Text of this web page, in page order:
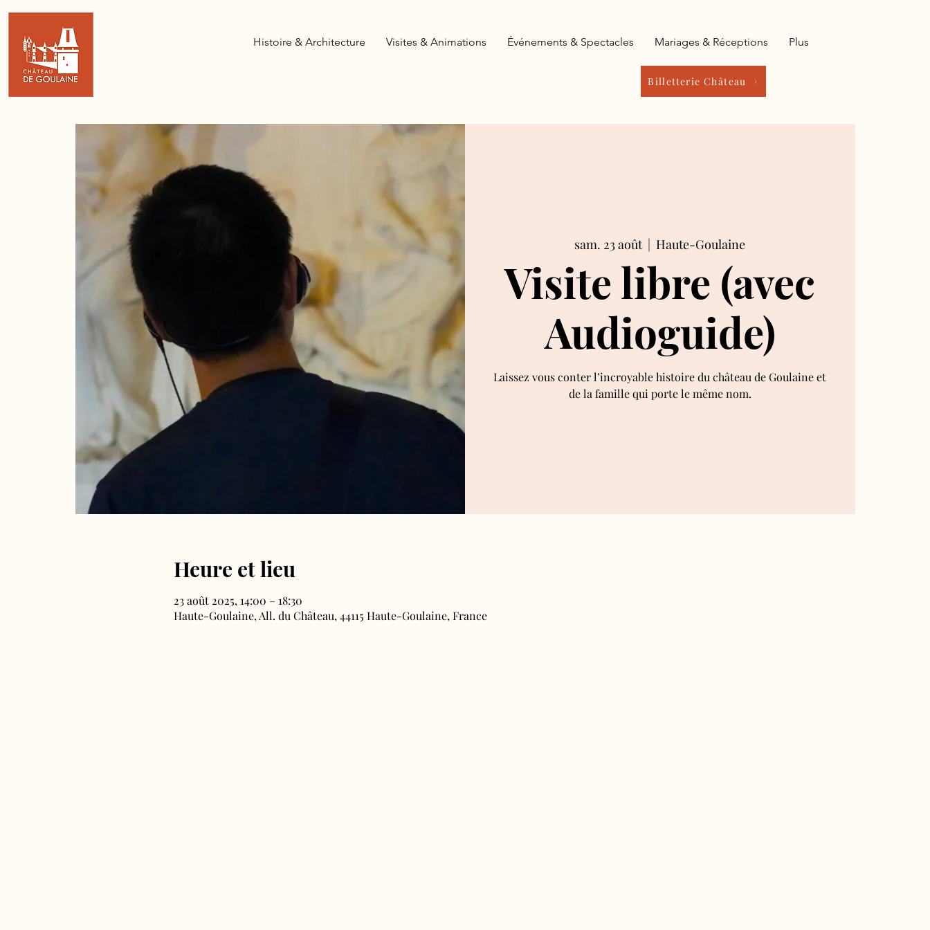
Billetterie Château
Histoire & Architecture Visites & Animations Événements & Spectacles Mariages & Réceptions Plus
sam. 23 août
  |
Haute-Goulaine
Visite libre (avec
Audioguide)
Laissez vous conter l’incroyable histoire du château de Goulaine et
de la famille qui porte le même nom.
Heure et lieu
23 août 2025, 14:00 – 18:30
Haute-Goulaine, All. du Château, 44115 Haute-Goulaine, France